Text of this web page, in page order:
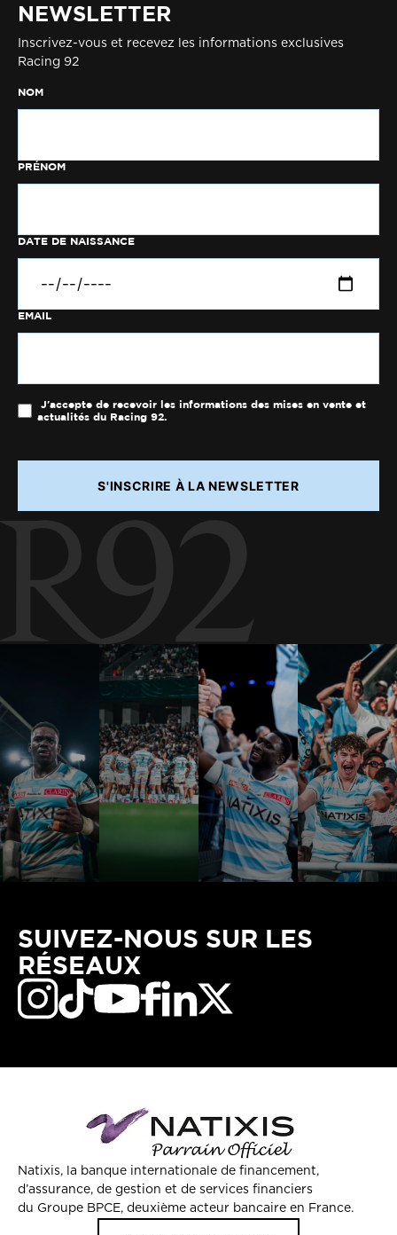
NEWSLETTER
Inscrivez-vous et recevez les informations exclusives
Racing 92
NOM
PRÉNOM
DATE DE NAISSANCE
EMAIL
J'accepte de recevoir les informations des mises en vente et
actualités du Racing 92.
S'INSCRIRE À LA NEWSLETTER
SUIVEZ-NOUS SUR LES
RÉSEAUX
Natixis, la banque internationale de financement,
d’assurance, de gestion et de services financiers
du Groupe BPCE, deuxième acteur bancaire en France.